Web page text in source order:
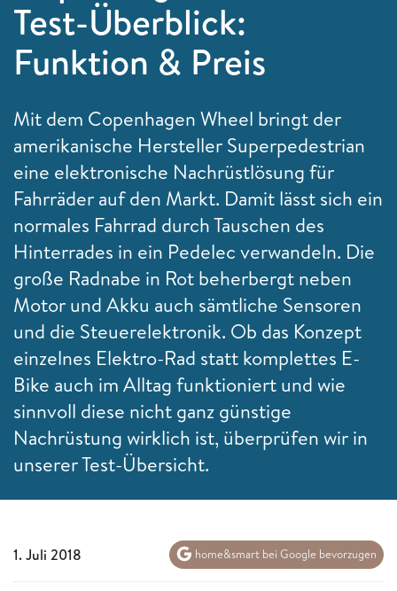
Test-Überblick:
Funktion & Preis
Mit dem Copenhagen Wheel bringt der
amerikanische Hersteller Superpedestrian
eine elektronische Nachrüstlösung für
Fahrräder auf den Markt. Damit lässt sich ein
normales Fahrrad durch Tauschen des
Hinterrades in ein Pedelec verwandeln. Die
große Radnabe in Rot beherbergt neben
Motor und Akku auch sämtliche Sensoren
und die Steuerelektronik. Ob das Konzept
einzelnes Elektro-Rad statt komplettes E-
Bike auch im Alltag funktioniert und wie
sinnvoll diese nicht ganz günstige
Nachrüstung wirklich ist, überprüfen wir in
unserer Test-Übersicht.
1. Juli 2018 home&smart bei Google bevorzugen